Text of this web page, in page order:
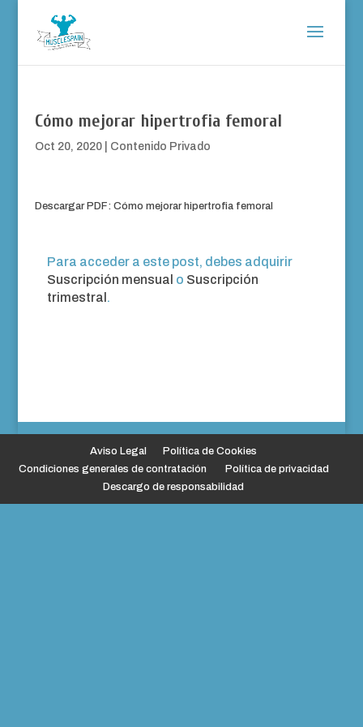
Cómo mejorar hipertrofia femoral
Oct 20, 2020| Contenido Privado
Descargar PDF: Cómo mejorar hipertrofia femoral
Para acceder a este post, debes adquirir
Suscripción mensual o Suscripción
trimestral .
Aviso Legal
Política de Cookies
Condiciones generales de contratación
Política de privacidad
Descargo de responsabilidad